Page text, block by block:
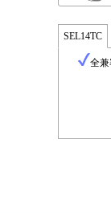
SEL14TC
全